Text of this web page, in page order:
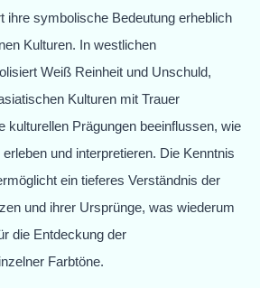
ihre symbolische Bedeutung erheblich
Kulturen. In westlichen
Weiß Reinheit und Unschuld,
Kulturen mit Trauer
kulturellen Prägungen beeinflussen, wie
und interpretieren. Die Kenntnis
ein tieferes Verständnis der
und ihrer Ursprünge, was wiederum
die Entdeckung der
Farbtöne.